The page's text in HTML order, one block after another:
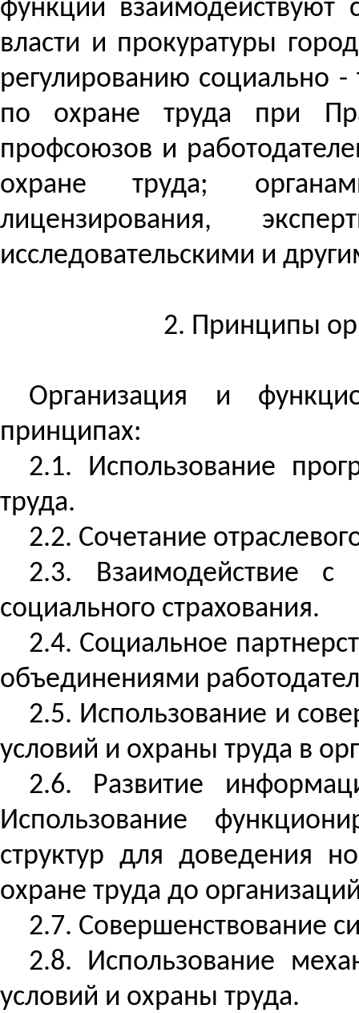
функций взаимодействуют
власти и прокуратуры
регулированию социально
по охране труда при
профсоюзов и
охране труда;
лицензирования,
исследовательскими и
2. Принципы
Организация и
принципах:
2.1. Использование
труда.
2.2. Сочетание
2.3. Взаимодействие
социального страхования.
2.4. Социальное
объединениями
2.5. Использование и
условий и охраны труда в
2.6. Развитие
Использование
структур для доведения
охране труда до
2.7. Совершенствование
2.8. Использование
условий и охраны труда.